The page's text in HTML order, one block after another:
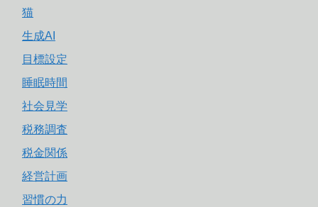
猫
生成AI
目標設定
睡眠時間
社会見学
税務調査
税金関係
経営計画
習慣の力